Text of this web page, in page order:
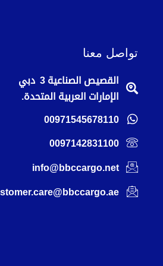
تواصل معنا
القصيص الصناعية 3 دبي
الإمارات العربية المتحدة.
00971545678110
0097142831100
info@bbccargo.net